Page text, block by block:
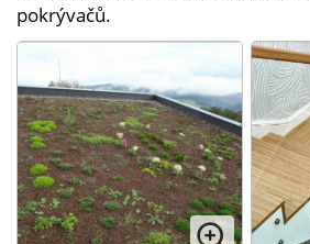
pokrývačů.